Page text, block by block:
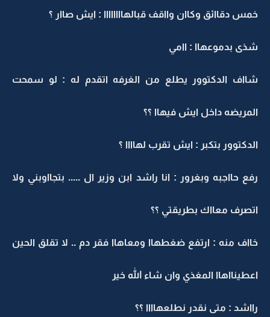
خمس دقاائق وكاان وااقف قبالهاااااااا : ايش صاار ؟
شذى بدموعهاا : اامي
شااف الدكتوور يطلع من الغرفه اتقدم له : لو سمحت
المريضه داخل ايش فيهاا ؟؟
الدكتوور بتكبر : ايش تقرب لهاااا ؟
رفع حااجبه وبغرور : انا راشد ابن وزير ال ..... بتجااوبني ولا
اتصرف معااك بطريقتي ؟؟
خااف منه : ارتفع ضغطهاا ومعاهاا فقر دم .. لا تقلق الحين
اعطينااهاا المغذي وان شاء الله خير
رااشد : متى نقدر نطلعهاااا ؟؟